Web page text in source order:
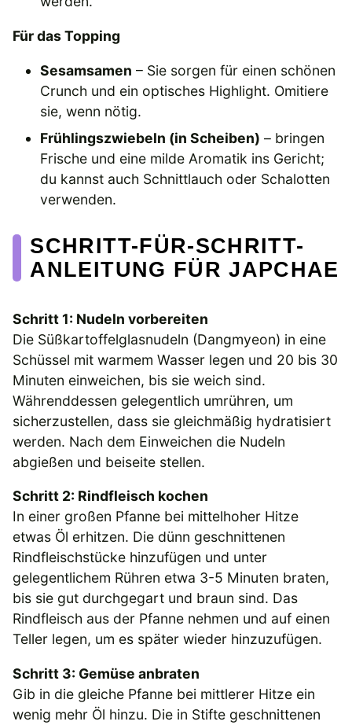
Für das Topping
Sesamsamen – Sie sorgen für einen schönen
Crunch und ein optisches Highlight. Omitiere
sie, wenn nötig.
Frühlingszwiebeln (in Scheiben) – bringen
Frische und eine milde Aromatik ins Gericht;
du kannst auch Schnittlauch oder Schalotten
verwenden.
SCHRITT-FÜR-SCHRITT-
ANLEITUNG FÜR JAPCHAE
Schritt 1: Nudeln vorbereiten
Die Süßkartoffelglasnudeln (Dangmyeon) in eine
Schüssel mit warmem Wasser legen und 20 bis 30
Minuten einweichen, bis sie weich sind.
Währenddessen gelegentlich umrühren, um
sicherzustellen, dass sie gleichmäßig hydratisiert
werden. Nach dem Einweichen die Nudeln
abgießen und beiseite stellen.
Schritt 2: Rindfleisch kochen
In einer großen Pfanne bei mittelhoher Hitze
etwas Öl erhitzen. Die dünn geschnittenen
Rindfleischstücke hinzufügen und unter
gelegentlichem Rühren etwa 3-5 Minuten braten,
bis sie gut durchgegart und braun sind. Das
Rindfleisch aus der Pfanne nehmen und auf einen
Teller legen, um es später wieder hinzuzufügen.
Schritt 3: Gemüse anbraten
Gib in die gleiche Pfanne bei mittlerer Hitze ein
wenig mehr Öl hinzu. Die in Stifte geschnittenen